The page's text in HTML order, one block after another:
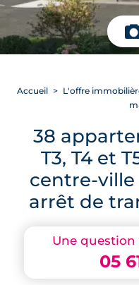
Une
05
Accueil
L'offre
38
T3, T4 et
centre-ville
arrêt de